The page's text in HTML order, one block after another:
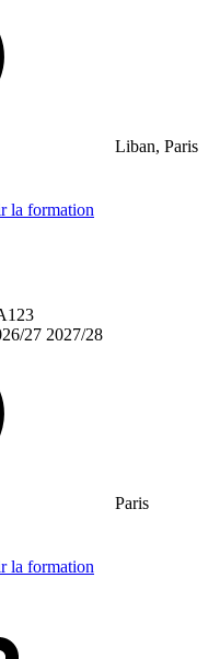
Liban, Paris
la formation
27 2027/28
Paris
la formation